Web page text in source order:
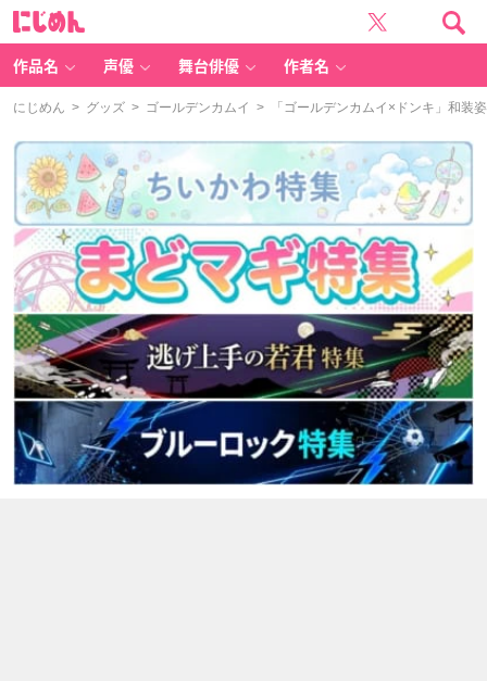
作品名 声優 舞台俳優 作者名
にじめん > グッズ > ゴールデンカムイ > 「ゴールデンカムイ×ドンキ」和装